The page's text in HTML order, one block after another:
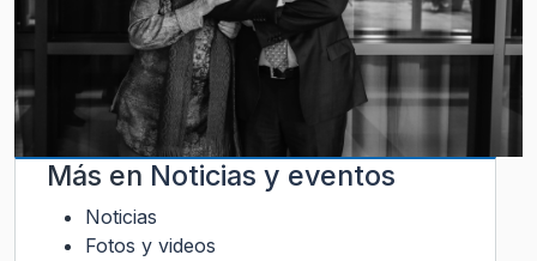
Más en Noticias y eventos
Noticias
Fotos y videos